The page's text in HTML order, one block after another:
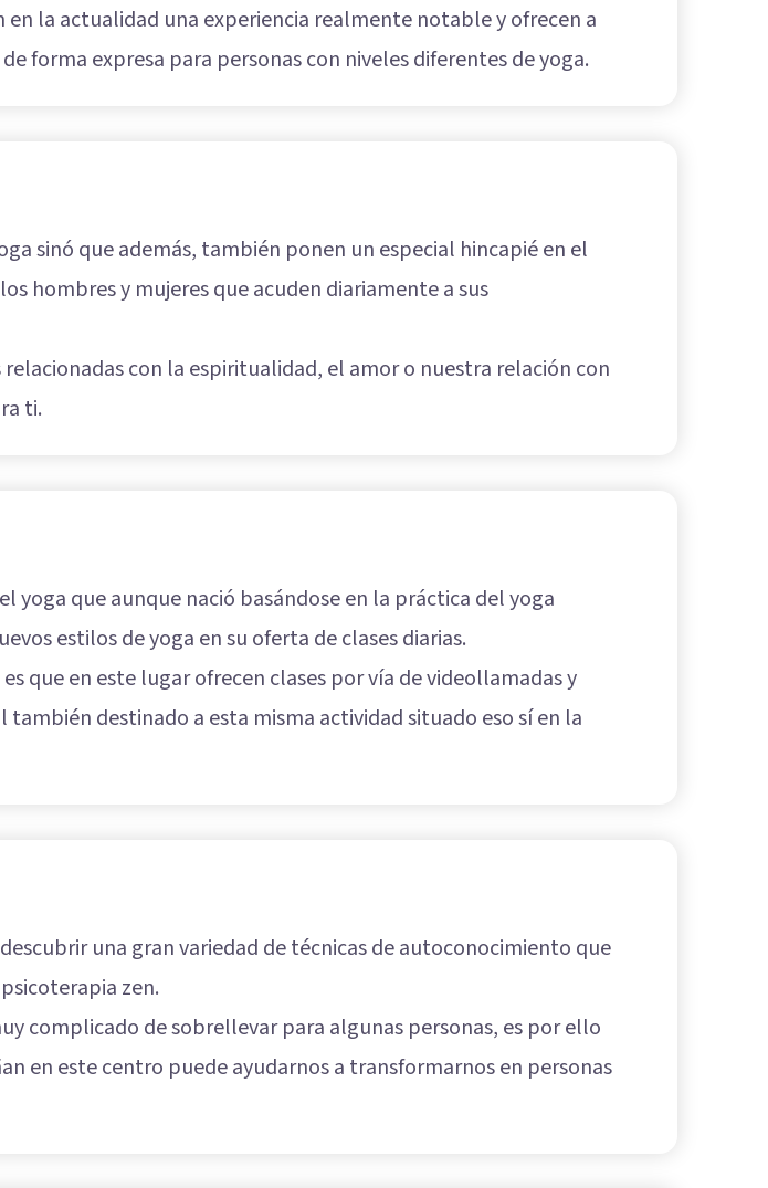
la actualidad una experiencia realmente notable y ofrecen a
forma expresa para personas con niveles diferentes de yoga.
sinó que además, también ponen un especial hincapié en el
hombres y mujeres que acuden diariamente a sus
con la espiritualidad, el amor o nuestra relación con
ti.
yoga que aunque nació basándose en la práctica del yoga
estilos de yoga en su oferta de clases diarias.
que en este lugar ofrecen clases por vía de videollamadas y
destinado a esta misma actividad situado eso sí en la
una gran variedad de técnicas de autoconocimiento que
zen.
complicado de sobrellevar para algunas personas, es por ello
en este centro puede ayudarnos a transformarnos en personas